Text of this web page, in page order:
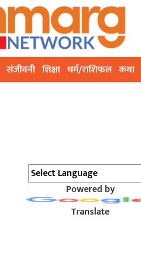
संजीवनी शिक्षा धर्म/राशिफल कथा
Powered by
Translate